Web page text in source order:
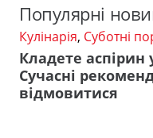
Популярні
Кулінарія, Суботні
Кладете
Сучасні
відмовитися